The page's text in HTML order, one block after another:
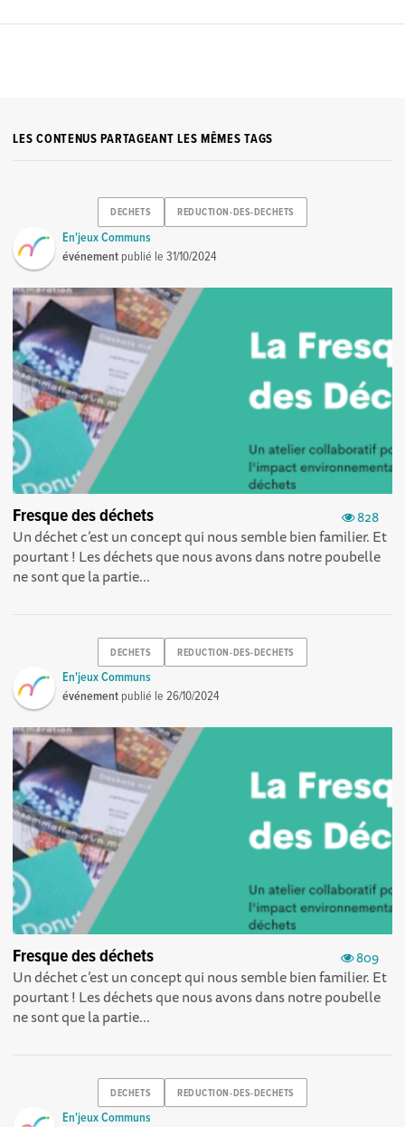
LES CONTENUS PARTAGEANT LES MÊMES TAGS
DECHETS REDUCTION-DES-DECHETS
En'jeux Communs
événement publié le31/10/2024
828
Fresque des déchets
Un déchet c’est un concept qui nous semble bien familier. Et
pourtant ! Les déchets que nous avons dans notre poubelle
ne sont que la partie...
DECHETS REDUCTION-DES-DECHETS
En'jeux Communs
événement publié le26/10/2024
809
Fresque des déchets
Un déchet c’est un concept qui nous semble bien familier. Et
pourtant ! Les déchets que nous avons dans notre poubelle
ne sont que la partie...
DECHETS REDUCTION-DES-DECHETS
En'jeux Communs